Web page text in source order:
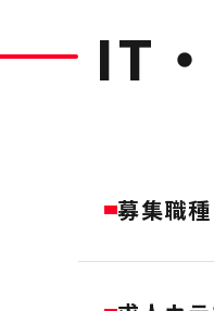
大卒 採用
大卒 イ
会社を
数字で見
IT
募集職種